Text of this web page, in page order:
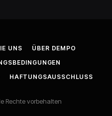
UNS
ÜBER DEMPO
HAFTUNGSAUSSCHLUSS
Rechte vorbehalten